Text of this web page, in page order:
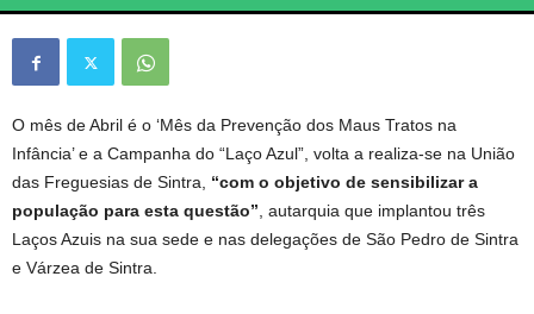
O mês de Abril é o ‘Mês da Prevenção dos Maus Tratos na
Infância’ e a Campanha do “Laço Azul”, volta a realiza-se na União
das Freguesias de Sintra, “com o objetivo de sensibilizar a
população para esta questão”, autarquia que implantou três
Laços Azuis na sua sede e nas delegações de São Pedro de Sintra
e Várzea de Sintra.